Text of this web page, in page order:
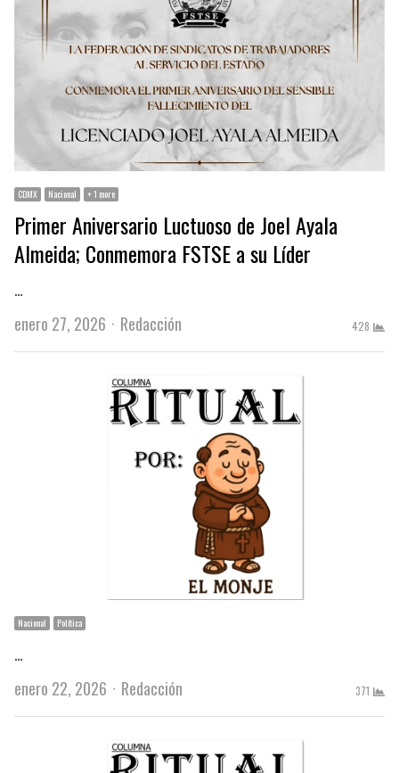
CDMX Nacional + 1 more
Primer Aniversario Luctuoso de Joel Ayala
Almeida; Conmemora FSTSE a su Líder
…
enero 27, 2026
Author
Redacción 428
Nacional Política
…
enero 22, 2026
Author
Redacción 371